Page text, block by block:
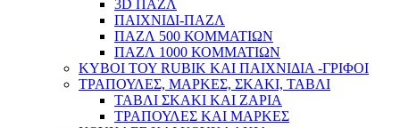
3D ΠΑΖΛ
ΠΑΙΧΝΙΔΙ-ΠΑΖΛ
ΠΑΖΛ 500 ΚΟΜΜΑΤΙΩΝ
ΠΑΖΛ 1000 ΚΟΜΜΑΤΙΩΝ
ΚΥΒΟΙ ΤΟΥ RUBIK ΚΑΙ ΠΑΙΧΝΙΔΙΑ -ΓΡΙΦΟΙ
ΤΡΑΠΟΥΛΕΣ, ΜΑΡΚΕΣ, ΣΚΑΚΙ, ΤΑΒΛΙ
ΤΑΒΛΙ ΣΚΑΚΙ ΚΑΙ ΖΑΡΙΑ
ΤΡΑΠΟΥΛΕΣ ΚΑΙ ΜΑΡΚΕΣ